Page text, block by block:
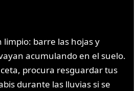
barre las hojas y
acumulando en el suelo.
procura resguardar tus
durante las lluvias si se